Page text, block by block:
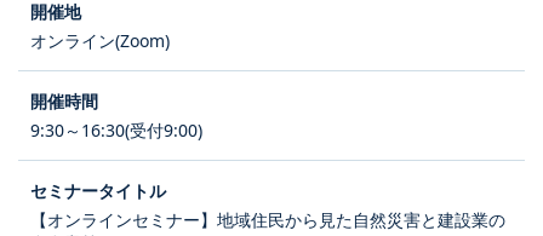
オンライン(Zoom)
9:30～16:30(受付9:00)
【オンラインセミナー】地域住民から見た自然災害と建設業の